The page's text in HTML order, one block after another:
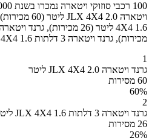
מכירות), גרנד ויטארה 3 דלתות JLX 4X4 1.6 ליטר ידני (6 מכירות).
1
גרנד ויטארה JLX 4X4 2.0 ליטר
60 מסירות
60%
2
גרנד ויטארה 3 דלתות JLX 4X4 1.6 ליטר
26 מסירות
26%